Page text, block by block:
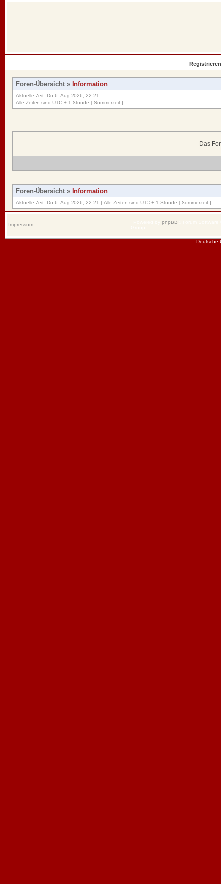
Registrieren
Foren-Übersicht » Information
Aktuelle Zeit: Do 6. Aug 2026, 22:21
Alle Zeiten sind UTC + 1 Stunde [ Sommerzeit ]
Das
Foren-Übersicht » Information
Aktuelle Zeit: Do 6. Aug 2026, 22:21 | Alle Zeiten sind UTC + 1 Stunde [ Sommerzeit ]
Impressum phpBB
Deutsche